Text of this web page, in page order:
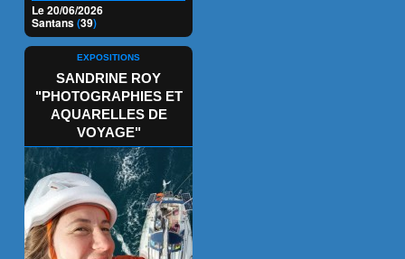
Le 20/06/2026
Santans(39)
EXPOSITIONS
SANDRINE ROY
"PHOTOGRAPHIES ET
AQUARELLES DE
VOYAGE"